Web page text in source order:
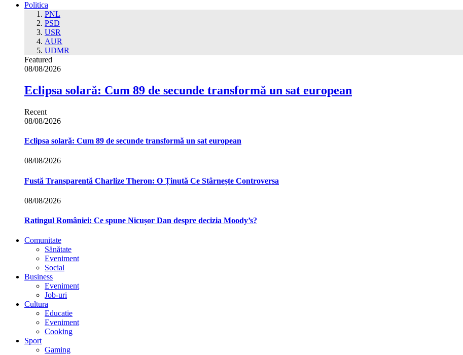
Politica
PNL
PSD
USR
AUR
UDMR
Featured
08/08/2026
Eclipsa solară: Cum 89 de secunde transformă un sat european
Recent
08/08/2026
Eclipsa solară: Cum 89 de secunde transformă un sat european
08/08/2026
Fustă Transparentă Charlize Theron: O Ținută Ce Stârnește Controversa
08/08/2026
Ratingul României: Ce spune Nicușor Dan despre decizia Moody’s?
Comunitate
Sănătate
Eveniment
Social
Business
Eveniment
Job-uri
Cultura
Educatie
Eveniment
Cooking
Sport
Gaming